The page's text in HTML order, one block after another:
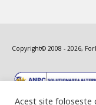
Copyright© 2008 - 2026,
Acest site foloseste